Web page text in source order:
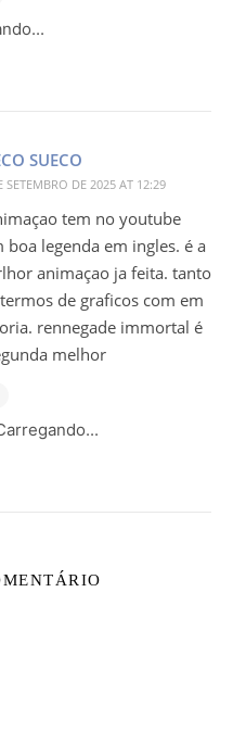
SUECO
SETEMBRO DE 2025 AT 12:29
tem no youtube
boa legenda em ingles. é a
animaçao ja feita. tanto
de graficos com em
rennegade immortal é
melhor